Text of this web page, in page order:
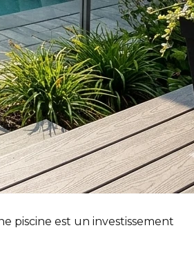
piscine est un investissement